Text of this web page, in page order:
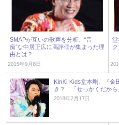
SMAPが互いの歌声を分析、“音
痴”な中居正広に高評価が集まった理
由とは？
2015年9月8日
KinKi Kids堂本剛、『金
き？ 「せっかくだから
2018年2月17日